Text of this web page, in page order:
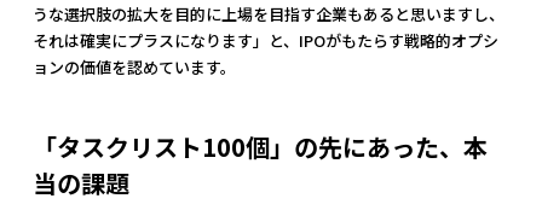
うな選択肢の拡大を目的に上場を目指す企業もあると思いますし、
それは確実にプラスになります」と、IPOがもたらす戦略的オプシ
ョンの価値を認めています。
「タスクリスト100個」の先にあった、本
当の課題